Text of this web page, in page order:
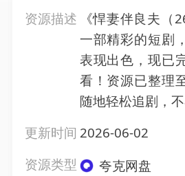
资源描述
《悍妻伴良夫（
一部精彩的短剧
表现出色，现已
看！资源已整理
随地轻松追剧，
更新时间 2026-06-02
资源类型
夸克网盘